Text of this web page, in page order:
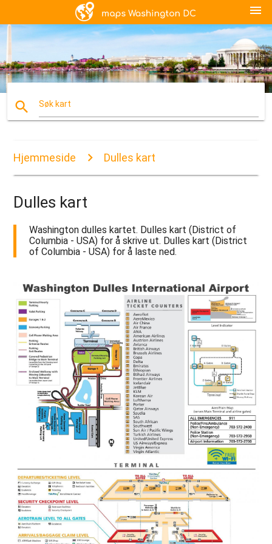
menu
search Søk kart
Hjemmeside Dulles kart
Dulles kart
Washington dulles kartet. Dulles kart (District of
Columbia - USA) for å skrive ut. Dulles kart (District
of Columbia - USA) for å laste ned.